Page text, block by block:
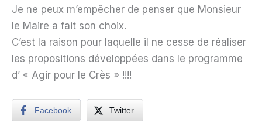
Je ne peux m’empêcher de penser que Monsieur
le Maire a fait son choix.
C’est la raison pour laquelle il ne cesse de réaliser
les propositions développées dans le programme
d’ « Agir pour le Crès » !!!!
Facebook Twitter